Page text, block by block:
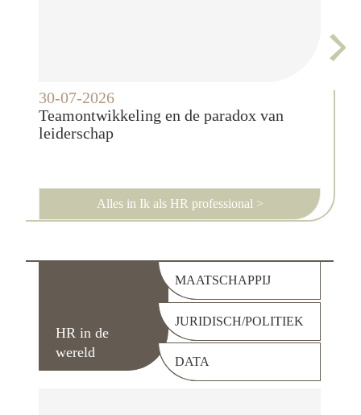
30-07-2026
Teamontwikkeling en de paradox van
leiderschap
Alles in Ik als HR professional >
HR in de
wereld
MAATSCHAPPIJ
JURIDISCH/POLITIEK
DATA